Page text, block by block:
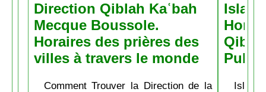
Direction Qiblah Kaʿbah
Mecque Boussole.
Horaires des prières des
villes à travers le monde
Comment Trouver la Direction de la
Pubs